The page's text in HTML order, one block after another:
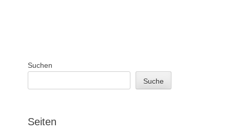
Suchen
Suche
Seiten